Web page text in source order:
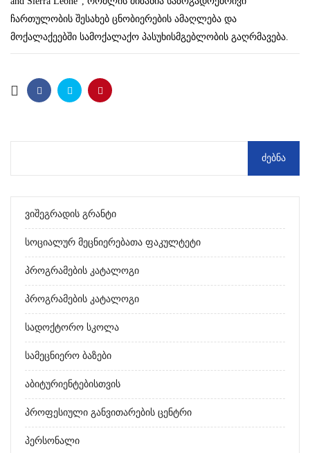
ჩართულობის შესახებ ცნობიერების ამაღლება და
მოქალაქეებში სამოქალაქო პასუხისმგებლობის გაღრმავება.
Ვიშეგრადის Გრანტი
Სოციალურ Მეცნიერებათა Ფაკულტეტი
Პროგრამების Კატალოგი
Პროგრამების Კატალოგი
Სადოქტორო Სკოლა
Სამეცნიერო Ბაზები
Აბიტურიენტებისთვის
Პროფესიული Განვითარების Ცენტრი
Პერსონალი